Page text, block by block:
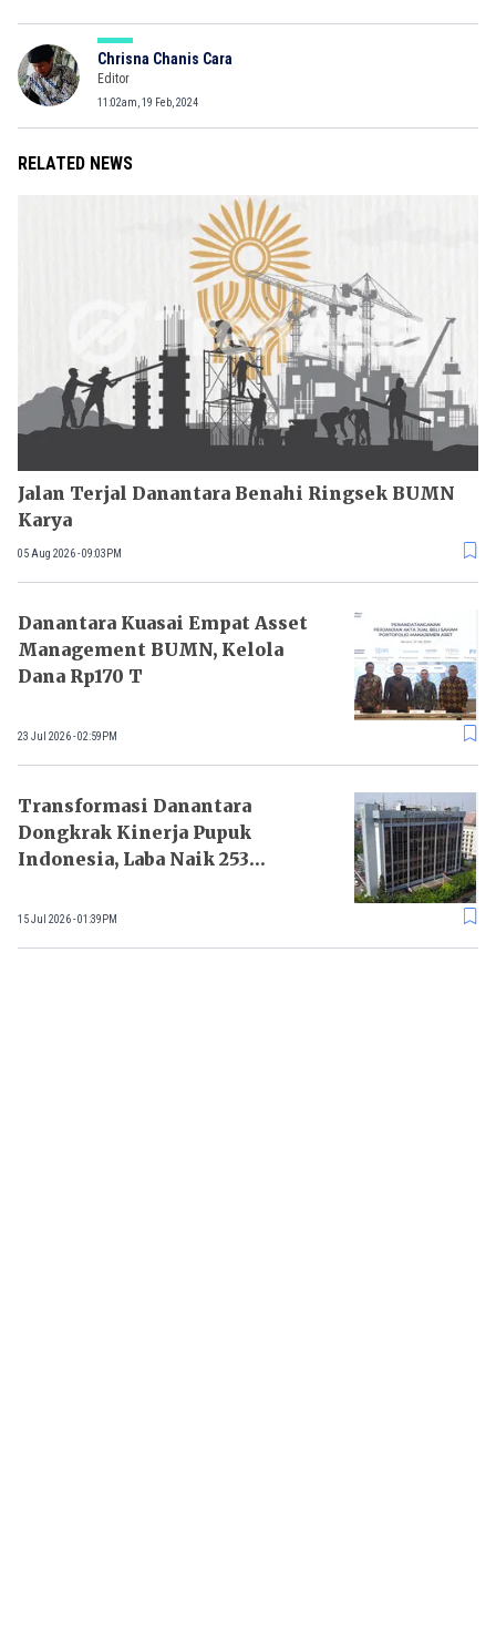
Chrisna Chanis Cara
Editor
11:02am, 19 Feb, 2024
RELATED NEWS
Jalan Terjal Danantara Benahi Ringsek BUMN
Karya
05 Aug 2026 - 09:03PM
Danantara Kuasai Empat Asset
Management BUMN, Kelola
Dana Rp170 T
23 Jul 2026 - 02:59PM
Transformasi Danantara
Dongkrak Kinerja Pupuk
Indonesia, Laba Naik 253
15 Jul 2026 - 01:39PM